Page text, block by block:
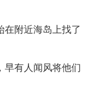
在附近海岛上找了
早有人闻风将他们